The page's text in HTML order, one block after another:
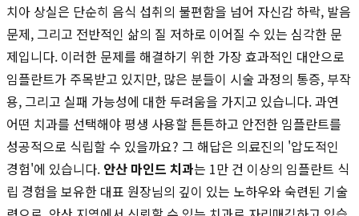
치아 상실은 단순히 음식 섭취의 불편함을 넘어 자신감 하락, 발음
문제, 그리고 전반적인 삶의 질 저하로 이어질 수 있는 심각한 문
제입니다. 이러한 문제를 해결하기 위한 가장 효과적인 대안으로
임플란트가 주목받고 있지만, 많은 분들이 시술 과정의 통증, 부작
용, 그리고 실패 가능성에 대한 두려움을 가지고 있습니다. 과연
어떤 치과를 선택해야 평생 사용할 튼튼하고 안전한 임플란트를
성공적으로 식립할 수 있을까요? 그 해답은 의료진의 '압도적인
경험'에 있습니다. 안산 마인드 치과는 1만 건 이상의 임플란트 식
립 경험을 보유한 대표 원장님의 깊이 있는 노하우와 숙련된 기술